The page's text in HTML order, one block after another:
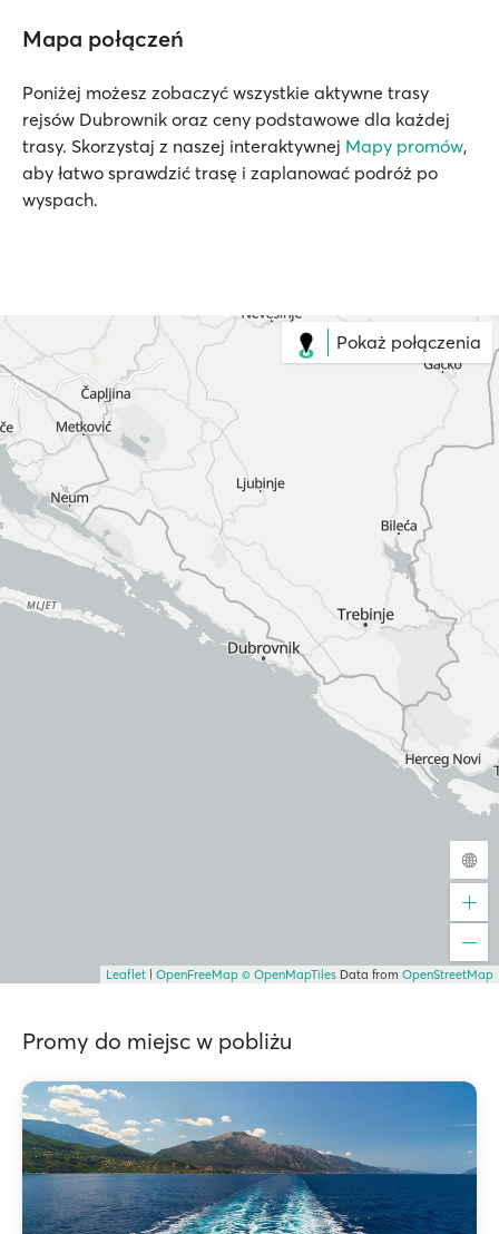
Mapa połączeń
Poniżej możesz zobaczyć wszystkie aktywne trasy
rejsów Dubrownik oraz ceny podstawowe dla każdej
trasy. Skorzystaj z naszej interaktywnej Mapy promów,
aby łatwo sprawdzić trasę i zaplanować podróż po
wyspach.
Pokaż połączenia
Leaflet OpenFreeMap © OpenMapTiles Data from OpenStreetMap
Promy do miejsc w pobliżu